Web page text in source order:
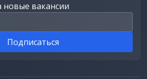
вакансии
Подписаться